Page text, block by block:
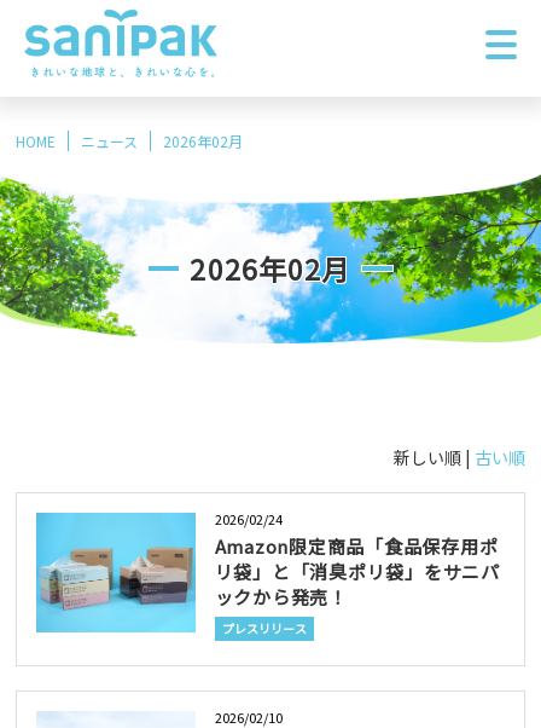
HOME ニュース 2026年02月
2026年02月
新しい順 | 古い順
2026/02/24
Amazon限定商品「食品保存用ポ
リ袋」と「消臭ポリ袋」をサニパ
ックから発売！
プレスリリース
2026/02/10